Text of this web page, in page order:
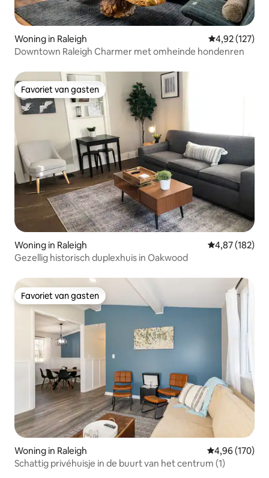
Woning in Raleigh Gemiddelde
4,92 (127)
Downtown Raleigh Charmer met omheinde hondenren
Favoriet van gasten
Favoriet van gasten
Woning in Raleigh Gemiddelde
4,87 (182)
Gezellig historisch duplexhuis in Oakwood
Favoriet van gasten
Favoriet van gasten
Woning in Raleigh Gemiddelde
4,96 (170)
Schattig privéhuisje in de buurt van het centrum (1)